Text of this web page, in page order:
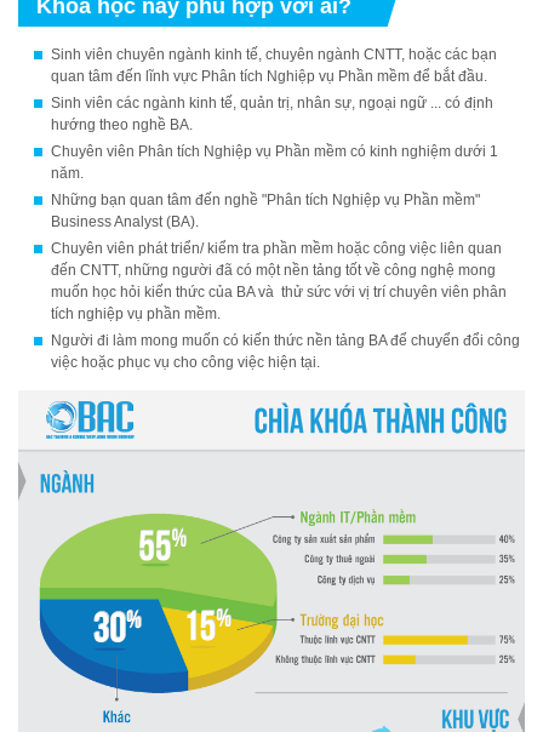
Khóa học này phù hợp với ai?
Sinh viên chuyên ngành kinh tế, chuyên ngành CNTT, hoặc các bạn
quan tâm đến lĩnh vực Phân tích Nghiệp vụ Phần mềm để bắt đầu.
Sinh viên các ngành kinh tế, quản trị, nhân sự, ngoại ngữ ... có định
hướng theo nghề BA.
Chuyên viên Phân tích Nghiệp vụ Phần mềm có kinh nghiệm dưới 1
năm.
Những bạn quan tâm đến nghề "Phân tích Nghiệp vụ Phần mềm"
Business Analyst (BA).
Chuyên viên phát triển/ kiểm tra phần mềm hoặc công việc liên quan
đến CNTT, những người đã có một nền tảng tốt về công nghệ mong
muốn học hỏi kiến thức của BA và thử sức với vị trí chuyên viên phân
tích nghiệp vụ phần mềm.
Người đi làm mong muốn có kiến thức nền tảng BA để chuyển đổi công
việc hoặc phục vụ cho công việc hiện tại.